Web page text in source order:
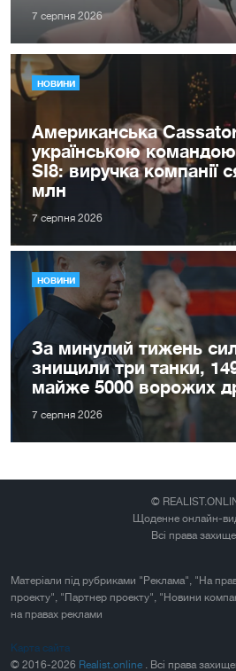
7 серпня 2026
НОВИНИ
Американська
українською
SI8: виручка компанії
млн
7 серпня 2026
НОВИНИ
За минулий тижень
знищили три танки,
майже 5000 ворожих
7 серпня 2026
©
Щоденне онлайн-
Всі права
Матеріали під рубриками "Реклама", "На
проекту", "Партнер проекту", "Новини
на правах реклами
Карта сайта
© 2016-2026 Realist.online . Всі права